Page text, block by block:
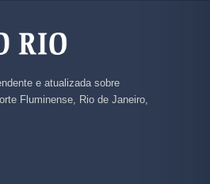
e atualizada sobre
Fluminense, Rio de Janeiro,